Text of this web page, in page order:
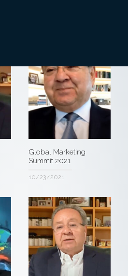
Global Marketing
Summit 2021
10/23/2021